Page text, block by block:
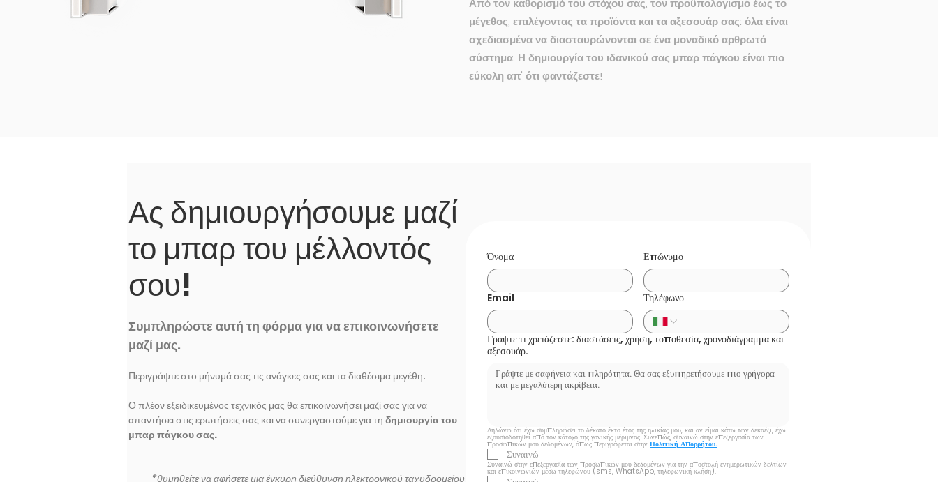
Από τον καθορισμό του στόχου σας, τον προϋπολογισμό έως το
μέγεθος, επιλέγοντας τα προϊόντα και τα αξεσουάρ σας: όλα είναι
σχεδιασμένα να διασταυρώνονται σε ένα μοναδικό αρθρωτό
σύστημα. Η δημιουργία του ιδανικού σας μπαρ πάγκου είναι πιο
εύκολη απ' ότι φαντάζεστε!
Ας δημιουργήσουμε μαζί
το μπαρ του μέλλοντός
σου!
Συμπληρώστε αυτή τη φόρμα για να επικοινωνήσετε
μαζί μας.
Περιγράψτε στο μήνυμά σας τις ανάγκες σας και τα διαθέσιμα μεγέθη.
Ο πλέον εξειδικευμένος τεχνικός μας θα επικοινωνήσει μαζί σας για να
απαντήσει στις ερωτήσεις σας και να συνεργαστούμε για τη δημιουργία του
μπαρ πάγκου σας.
*θυμηθείτε να αφήσετε μια έγκυρη διεύθυνση ηλεκτρονικού ταχυδρομείου
Όνομα Επώνυμο
Email Τηλέφωνο
Γράψτε τι χρειάζεστε: διαστάσεις, χρήση, τοποθεσία, χρονοδιάγραμμα και
αξεσουάρ.
Δηλώνω ότι έχω συμπληρώσει το δέκατο έκτο έτος της ηλικίας μου, και αν είμαι κάτω των δεκαέξι, έχω
εξουσιοδοτηθεί από τον κάτοχο της γονικής μέριμνας. Συνεπώς, συναινώ στην επεξεργασία των
προσωπικών μου δεδομένων, όπως περιγράφεται στην Πολιτική Απορρήτου.
Συναινώ
Συναινώ στην επεξεργασία των προσωπικών μου δεδομένων για την αποστολή ενημερωτικών δελτίων
και επικοινωνιών μέσω τηλεφώνου (sms, WhatsApp, τηλεφωνική κλήση).